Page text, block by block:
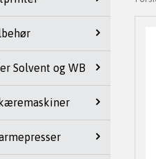
Solvent og WB